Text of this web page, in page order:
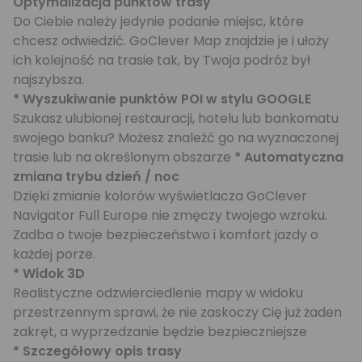
Do Ciebie należy jedynie podanie miejsc, które
chcesz odwiedzić. GoClever Map znajdzie je i ułoży
ich kolejność na trasie tak, by Twoja podróż był
najszybsza.
* Wyszukiwanie punktów POI w stylu GOOGLE
Szukasz ulubionej restauracji, hotelu lub bankomatu
swojego banku? Możesz znaleźć go na wyznaczonej
trasie lub na określonym obszarze * Automatyczna
zmiana trybu dzień / noc
Dzięki zmianie kolorów wyświetlacza GoClever
Navigator Full Europe nie zmęczy twojego wzroku.
Zadba o twoje bezpieczeństwo i komfort jazdy o
każdej porze.
* Widok 3D
Realistyczne odzwierciedlenie mapy w widoku
przestrzennym sprawi, że nie zaskoczy Cię już żaden
zakręt, a wyprzedzanie będzie bezpieczniejsze
* Szczegółowy opis trasy